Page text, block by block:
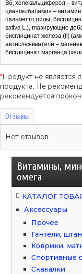
B6, холекальциферол –
цианокобаламин – витамин
пальметто пилы,
sativa L.), глазирующие
бисглицинат железа (II)
антислеживатели –
бисглицинат марганца
*Продукт не является
продукта. Не
рекомендуется
Отзывы
Нет отзывов
Витамины,
омега
КАТАЛОГ
Аксессуары
Прочее
Гантели,
Коврики,
Спортивные
Скакалки